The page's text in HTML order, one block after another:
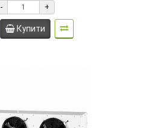
- +
Купити